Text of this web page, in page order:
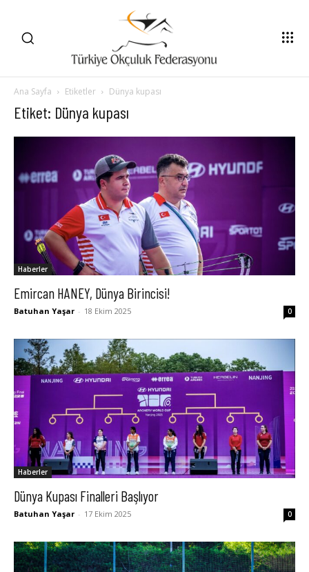
Ana Sayfa Etiketler Dünya kupası
Etiket: Dünya kupası
Haberler
Emircan HANEY, Dünya Birincisi!
Batuhan Yaşar - 18 Ekim 2025 0
Haberler
Dünya Kupası Finalleri Başlıyor
Batuhan Yaşar - 17 Ekim 2025 0